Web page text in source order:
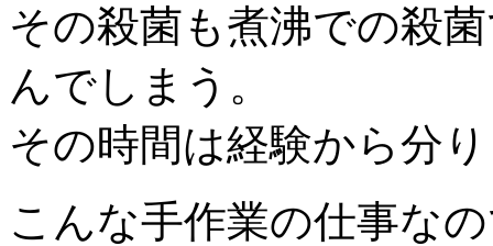
その殺菌も煮沸での殺
んでしまう。
その時間は経験から分
こんな手作業の仕事な